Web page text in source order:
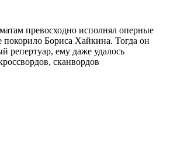
превосходно исполнял оперные
Бориса Хайкина. Тогда он
репертуар, ему даже удалось